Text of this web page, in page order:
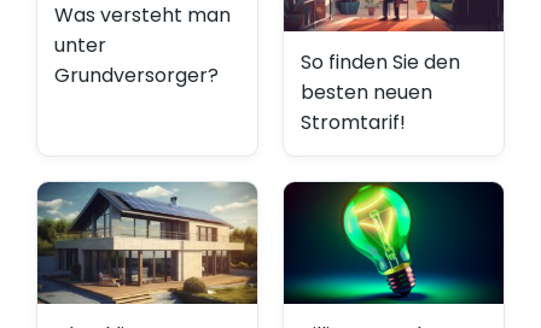
Was versteht man
unter
Grundversorger?
So finden Sie den
besten neuen
Stromtarif!